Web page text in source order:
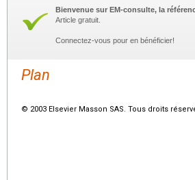
Bienvenue sur EM-consulte, la
Article gratuit.
Connectez-vous pour en bénéficier!
Plan
© 2003 Elsevier Masson SAS. Tous droits